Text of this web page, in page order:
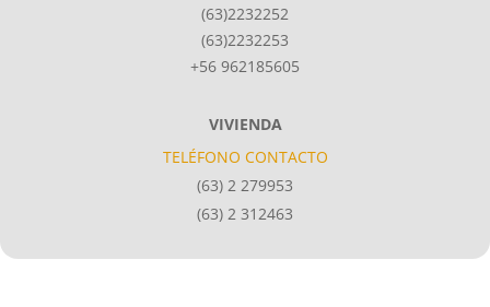
(63)2232252
(63)2232253
+56 962185605
VIVIENDA
TELÉFONO CONTACTO
(63) 2 279953
(63) 2 312463